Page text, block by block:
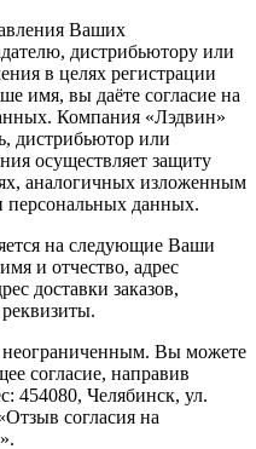
Ваших
дистрибьютору или
в целях регистрации
имя, вы даёте согласие на
Компания «Лэдвин»
дистрибьютор или
осуществляет защиту
аналогичных изложенным
персональных данных.
на следующие Ваши
и отчество, адрес
доставки заказов,
неограниченным. Вы можете
согласие, направив
454080, Челябинск, ул.
согласия на